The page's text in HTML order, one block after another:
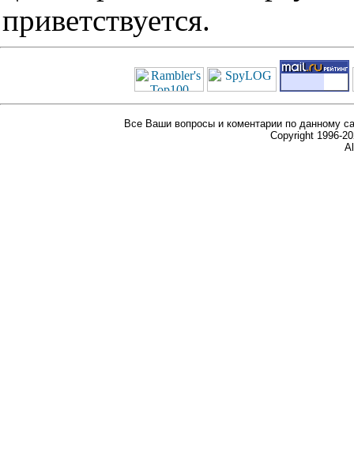
приветствуется.
Все Ваши вопросы и коментарии по данному
Copyright 1996-